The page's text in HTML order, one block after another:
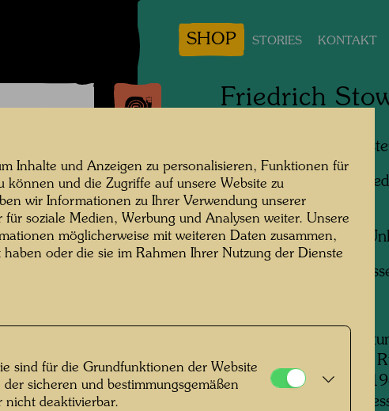
SHOP STORIES KONTAKT
Archiv
Friedrich
Stiefern am Kamp,
Personen am Foto:
Hundertwasser
Fotograf:Unbekannt
Eigenhändige
Hundertwasser auf der
In Stiefern am Kamp
serious paratyphus
Inhalte und Anzeigen zu personalisieren, Funktionen für
können und die Zugriffe auf unsere Website zu
wir Informationen zu Ihrer Verwendung unserer
für soziale Medien, Werbung und Analysen weiter. Unsere
möglicherweise mit weiteren Daten zusammen,
oder die sie im Rahmen Ihrer Nutzung der Dienste
sind für die Grundfunktionen der Website
sicheren und bestimmungsgemäßen
nicht deaktivierbar.